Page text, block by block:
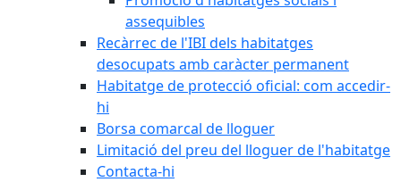
assequibles
Recàrrec de l'IBI dels habitatges
desocupats amb caràcter permanent
Habitatge de protecció oficial: com accedir-
hi
Borsa comarcal de lloguer
Limitació del preu del lloguer de l'habitatge
Contacta-hi